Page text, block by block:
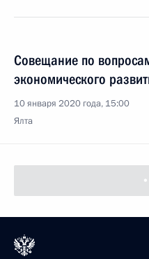
Совещание по
экономического
10 января 2020 года, 15:00
Ялта